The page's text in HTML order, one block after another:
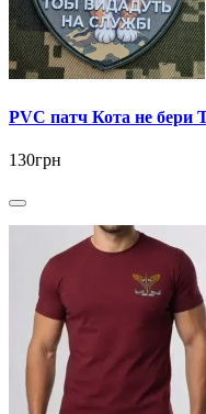
PVC патч Кота не бери
130грн